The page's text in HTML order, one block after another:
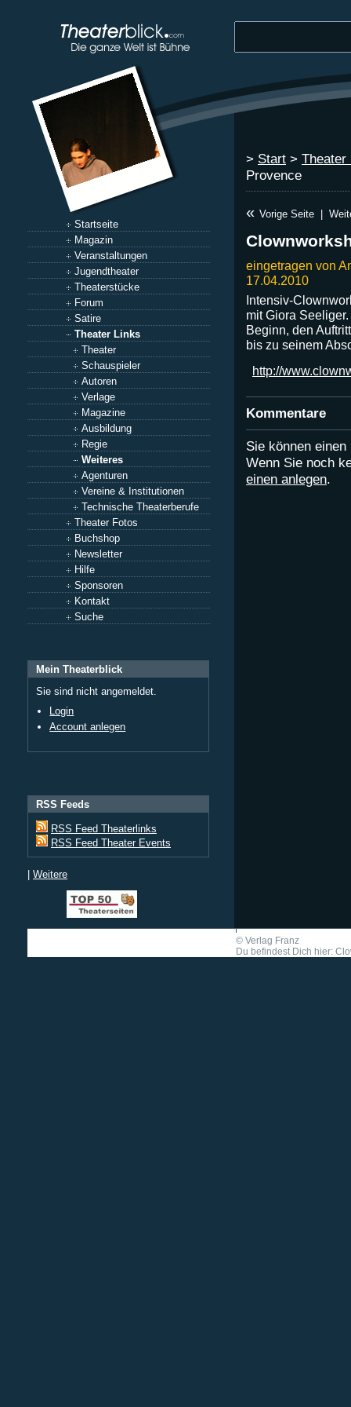
Startseite
Magazin
Veranstaltungen
Jugendtheater
Theaterstücke
Forum
Satire
Theater Links
Theater
Schauspieler
Autoren
Verlage
Magazine
Ausbildung
Regie
Weiteres
Agenturen
Vereine & Institutionen
Technische Theaterberufe
Theater Fotos
Buchshop
Newsletter
Hilfe
Sponsoren
Kontakt
Suche
Mein Theaterblick
Sie sind nicht angemeldet.
Login
Account anlegen
RSS Feeds
RSS Feed Theaterlinks
RSS Feed Theater Events
| Weitere
> Start > Theater
Provence
« Vorige Seite
eingetragen von
17.04.2010
Intensiv-
mit Giora
Beginn, den
bis zu seinem
http://
Kommentare
Sie können
Wenn Sie noch
einen anlegen.
© Verlag Franz
Du befindest Dich hier: